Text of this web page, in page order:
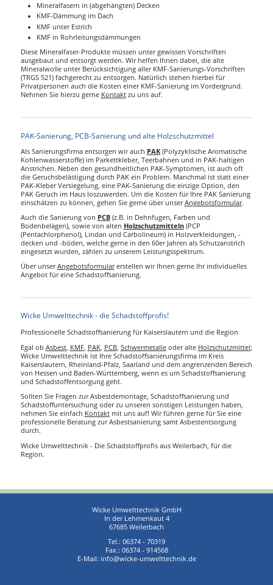
Mineralfasern in (abgehängten) Decken
KMF-Dämmung im Dach
KMF unter Estrich
KMF in Rohrleitungsdämmungen
Diese Mineralfaser-Produkte müssen unter gewissen Vorschriften
ausgebaut und entsorgt werden. Wir helfen Ihnen dabei, die alte
Mineralwolle unter Berücksichtigung aller KMF-Sanierungs-Vorschriften
(TRGS 521) fachgerecht zu entsorgen. Natürlich stehen hierbei für
Privatpersonen auch die Kosten einer KMF-Sanierung im Vordergrund.
Nehmen Sie hierzu gerne Kontaktzu uns auf.
PAK-Sanierung, PCB-Sanierung und alte Holzschutzmittel
Als Sanierungsfirma entsorgen wir auch PAK(Polyzyklische Aromatische
Kohlenwasserstoffe) im Parkettkleber, Teerbahnen und in PAK-haltigen
Anstrichen. Neben den gesundheitlichen PAK-Symptomen, ist auch oft
die Geruchsbelästigung durch PAK ein Problem. Manchmal ist statt einer
PAK-Kleber Versiegelung, eine PAK-Sanierung die einzige Option, den
PAK Geruch im Haus loszuwerden. Um die Kosten für Ihre PAK Sanierung
einschätzen zu können, gehen Sie gerne über unserAngebotsformular.
Auch die Sanierung von PCB(z.B. in Dehnfugen, Farben und
Bodenbelägen), sowie von alten Holzschutzmitteln(PCP
(Pentachlorphenol), Lindan und Carbolineum) in Holzverkleidungen, -
decken und -böden, welche gerne in den 60er Jahren als Schutzanstrich
eingesetzt wurden, zählen zu unserem Leistungsspektrum.
Über unserAngebotsformularerstellen wir Ihnen gerne Ihr individuelles
Angebot für eine Schadstoffsanierung.
Wicke Umwelttechnik - die Schadstoffprofis!
Professionelle Schadstoffsanierung für Kaiserslautern und die Region
Egal ob Asbest, KMF, PAK, PCB, Schwermetalleoder alte Holzschutzmittel;
Wicke Umwelttechnik ist Ihre Schadstoffsanierungsfirma im Kreis
Kaiserslautern, Rheinland-Pfalz, Saarland und dem angrenzenden Bereich
von Hessen und Baden-Württemberg, wenn es um Schadstoffsanierung
und Schadstoffentsorgung geht.
Sollten Sie Fragen zur Asbestdemontage, Schadstoffsanierung und
Schadstoffuntersuchung oder zu unseren sonstigen Leistungen haben,
nehmen Sie einfach Kontaktmit uns auf! Wir führen gerne für Sie eine
professionelle Beratung zur Asbestsanierung samt Asbestentsorgung
durch.
Wicke Umwelttechnik - Die Schadstoffprofis aus Weilerbach, für die
Region.
Wicke Umwelttechnik GmbH
In der Lehmenkaut 4
67685 Weilerbach
Tel.: 06374 - 70319
Fax.: 06374 - 914568
E-Mail: info@wicke-umwelttechnik.de